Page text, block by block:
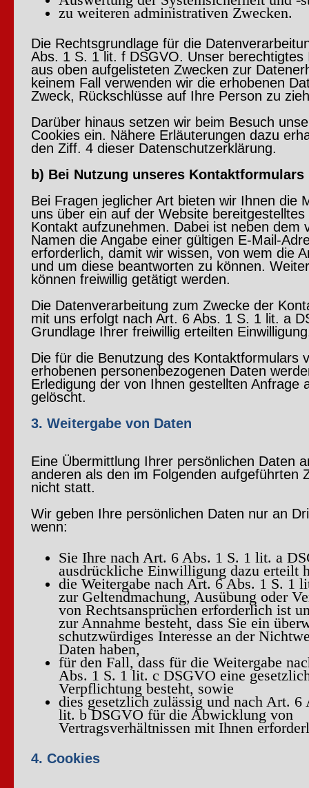
zu weiteren administrativen Zwecken.
Die Rechtsgrundlage für die
Abs. 1 S. 1 lit. f DSGVO. Unser berechtigtes
aus oben aufgelisteten Zwecken zur
keinem Fall verwenden wir die erhobenen
Zweck, Rückschlüsse auf Ihre Person zu
Darüber hinaus setzen wir beim Besuch
Cookies ein. Nähere Erläuterungen dazu
den Ziff. 4 dieser Datenschutzerklärung.
b) Bei Nutzung unseres Kontaktformulars
Bei Fragen jeglicher Art bieten wir Ihnen die
uns über ein auf der Website bereitgestelltes
Kontakt aufzunehmen. Dabei ist neben dem
Namen die Angabe einer gültigen E-Mail-
erforderlich, damit wir wissen, von wem die
und um diese beantworten zu können.
können freiwillig getätigt werden.
Die Datenverarbeitung zum Zwecke der
mit uns erfolgt nach Art. 6 Abs. 1 S. 1 lit. a
Grundlage Ihrer freiwillig erteilten
Die für die Benutzung des Kontaktformulars
erhobenen personenbezogenen Daten
Erledigung der von Ihnen gestellten Anfrage
gelöscht.
3. Weitergabe von Daten
Eine Übermittlung Ihrer persönlichen Daten
anderen als den im Folgenden aufgeführten
nicht statt.
Wir geben Ihre persönlichen Daten nur an
wenn:
Sie Ihre nach Art. 6 Abs. 1 S. 1 lit. a
ausdrückliche Einwilligung dazu erteilt
die Weitergabe nach Art. 6 Abs. 1 S. 1
zur Geltendmachung, Ausübung oder
von Rechtsansprüchen erforderlich ist
zur Annahme besteht, dass Sie ein
schutzwürdiges Interesse an der
Daten haben,
für den Fall, dass für die Weitergabe
Abs. 1 S. 1 lit. c DSGVO eine
Verpflichtung besteht, sowie
dies gesetzlich zulässig und nach Art. 6
lit. b DSGVO für die Abwicklung von
Vertragsverhältnissen mit Ihnen
4. Cookies